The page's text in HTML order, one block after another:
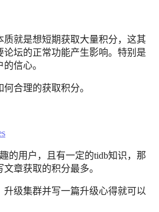
质就是想短期获取大量积分，这其
论坛的正常功能产生影响。特别是
信心。
合理的获取积分。
的用户，且有一定的tidb知识，那
章获取的积分最多。
级集群并写一篇升级心得就可以